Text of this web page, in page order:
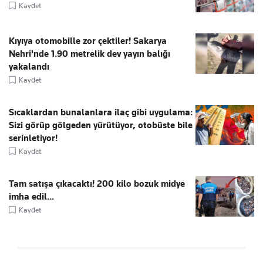
Kaydet
Kıyıya otomobille zor çektiler! Sakarya
Nehri'nde 1.90 metrelik dev yayın balığı
yakalandı
Kaydet
Sıcaklardan bunalanlara ilaç gibi uygulama:
Sizi görüp gölgeden yürütüyor, otobüste bile
serinletiyor!
Kaydet
Tam satışa çıkacaktı! 200 kilo bozuk midye
imha edil...
Kaydet